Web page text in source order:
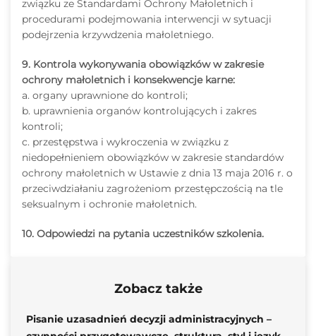
związku ze Standardami Ochrony Małoletnich i
procedurami podejmowania interwencji w sytuacji
podejrzenia krzywdzenia małoletniego.
9. Kontrola wykonywania obowiązków w zakresie
ochrony małoletnich i konsekwencje karne:
a. organy uprawnione do kontroli;
b. uprawnienia organów kontrolujących i zakres
kontroli;
c. przestępstwa i wykroczenia w związku z
niedopełnieniem obowiązków w zakresie standardów
ochrony małoletnich w Ustawie z dnia 13 maja 2016 r. o
przeciwdziałaniu zagrożeniom przestępczością na tle
seksualnym i ochronie małoletnich.
10. Odpowiedzi na pytania uczestników szkolenia.
Zobacz także
Pisanie uzasadnień decyzji administracyjnych –